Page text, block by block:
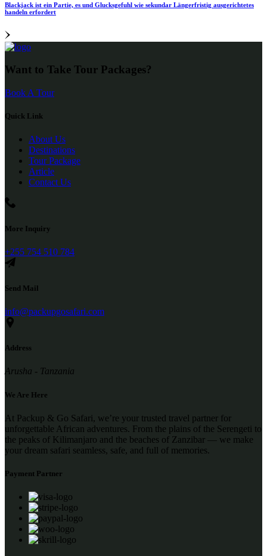
Blackjack ist ein Partie, es und Glucksgefuhl wie sekundar Längerfristig ausgerichtetes
handeln erfordert
Want to Take Tour Packages?
Book A Tour
Quick Link
About Us
Destinations
Tour Package
Article
Contact Us
More Inquiry
+255 754 510 784
Send Mail
info@packupgosafari.com
Address
Arusha - Tanzania
We Are Here
At Packup & Go Safari, we’re your trusted travel partner for
unforgettable African adventures. From the plains of the Serengeti to
the peaks of Kilimanjaro and the beaches of Zanzibar — we make
your dream safari seamless, safe, and full of memories.
Payment Partner